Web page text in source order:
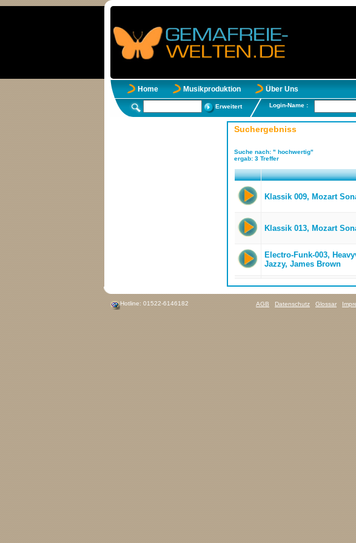
Home Musikproduktion Über Uns
Erweitert Login-Name :
Suchergebniss
Suche nach: " hochwertig"
ergab: 3 Treffer
Klassik 009, Mozart
Klassik 013, Mozart
Electro-Funk-003,
Jazzy, James Brown
Hotline: 01522-6146182 AGB Datenschutz Glossar